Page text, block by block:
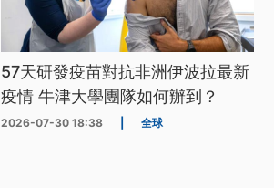
57天研發疫苗對抗非洲伊波拉最新
疫情 牛津大學團隊如何辦到？
2026-07-30 18:38 全球